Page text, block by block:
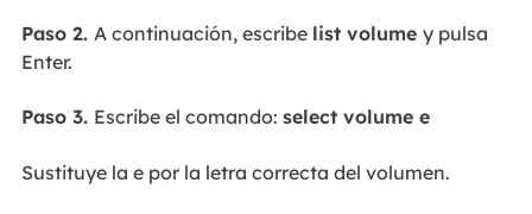
Paso 2. A continuación, escribe list volume y pulsa
Enter.
Paso 3. Escribe el comando: select volume e
Sustituye la e por la letra correcta del volumen.